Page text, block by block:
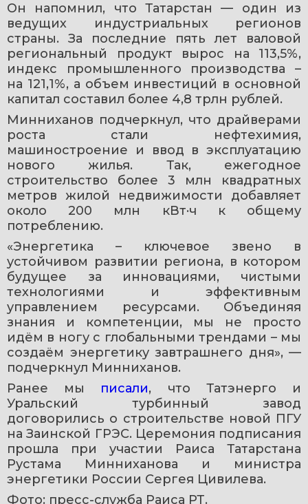
Он напомнил, что Татарстан — один из
ведущих индустриальных регионов
страны. За последние пять лет валовой
региональный продукт вырос на 113,5%,
индекс промышленного производства –
на 121,1%, а объем инвестиций в основной
капитал составил более 4,8 трлн рублей.
Минниханов подчеркнул, что драйверами
роста стали нефтехимия,
машиностроение и ввод в эксплуатацию
нового жилья. Так, ежегодное
строительство более 3 млн квадратных
метров жилой недвижимости добавляет
около 200 млн кВт·ч к общему
потреблению.
«Энергетика – ключевое звено в
устойчивом развитии региона, в котором
будущее за инновациями, чистыми
технологиями и эффективным
управлением ресурсами. Объединяя
знания и компетенции, мы не просто
идём в ногу с глобальными трендами – мы
создаём энергетику завтрашнего дня», —
подчеркнул Минниханов.
Ранее мы писали, что Татэнерго и
Уральский турбинный завод
договорились о строительстве новой ПГУ
на Заинской ГРЭС. Церемония подписания
прошла при участии Раиса Татарстана
Рустама Минниханова и министра
энергетики России Сергея Цивилева.
Фото: пресс-служба Раиса РТ.